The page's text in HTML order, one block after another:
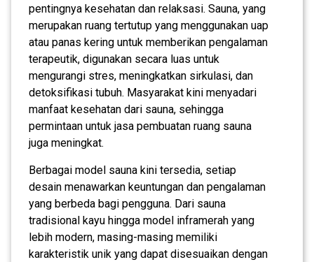
pentingnya kesehatan dan relaksasi. Sauna, yang
merupakan ruang tertutup yang menggunakan uap
atau panas kering untuk memberikan pengalaman
terapeutik, digunakan secara luas untuk
mengurangi stres, meningkatkan sirkulasi, dan
detoksifikasi tubuh. Masyarakat kini menyadari
manfaat kesehatan dari sauna, sehingga
permintaan untuk jasa pembuatan ruang sauna
juga meningkat.
Berbagai model sauna kini tersedia, setiap
desain menawarkan keuntungan dan pengalaman
yang berbeda bagi pengguna. Dari sauna
tradisional kayu hingga model inframerah yang
lebih modern, masing-masing memiliki
karakteristik unik yang dapat disesuaikan dengan